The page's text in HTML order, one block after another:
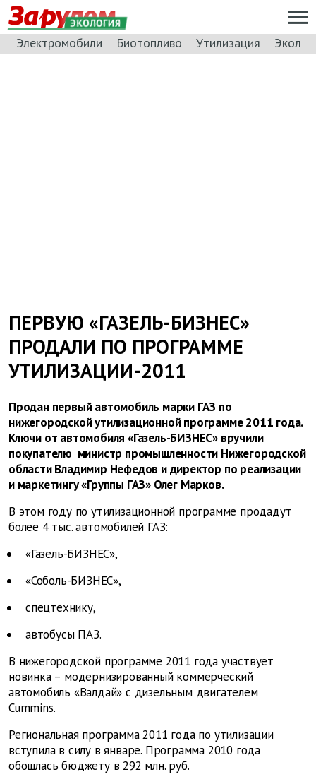
ЭКОЛОГИЯ
Электромобили Биотопливо Утилизация
ПЕРВУЮ «ГАЗЕЛЬ-БИЗНЕС»
ПРОДАЛИ ПО ПРОГРАММЕ
УТИЛИЗАЦИИ-2011
Продан первый автомобиль марки ГАЗ по
нижегородской утилизационной программе 2011 года.
Ключи от автомобиля «Газель-БИЗНЕС» вручили
покупателю министр промышленности Нижегородской
области Владимир Нефедов и директор по реализации
и маркетингу «Группы ГАЗ» Олег Марков.
В этом году по утилизационной программе продадут
более 4 тыс. автомобилей ГАЗ:
«Газель-БИЗНЕС»,
«Соболь-БИЗНЕС»,
спецтехнику,
автобусы ПАЗ.
В нижегородской программе 2011 года участвует
новинка – модернизированный коммерческий
автомобиль «Валдай» с дизельным двигателем
Cummins.
Региональная программа 2011 года по утилизации
вступила в силу в январе. Программа 2010 года
обошлась бюджету в 292 млн. руб.